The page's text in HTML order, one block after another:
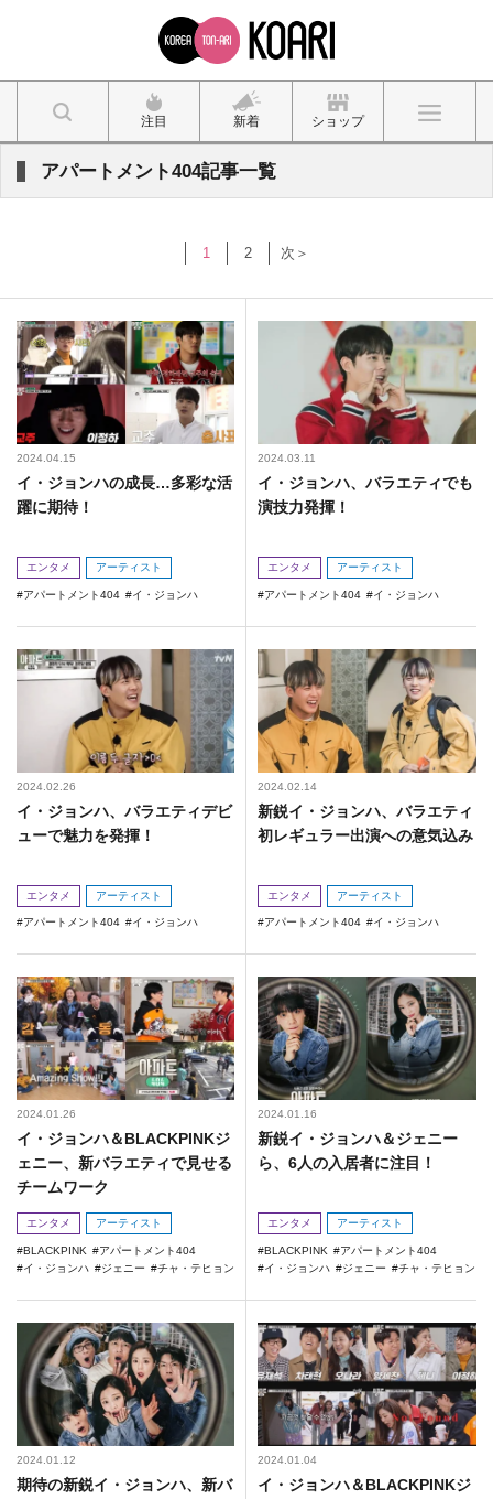
注目 新着 ショップ
アパートメント404記事一覧
1 2 次＞
2024.04.15
イ・ジョンハの成長…多彩な活
躍に期待！
エンタメ アーティスト
アパートメント404 イ・ジョンハ
2024.03.11
イ・ジョンハ、バラエティでも
演技力発揮！
エンタメ アーティスト
アパートメント404 イ・ジョンハ
2024.02.26
イ・ジョンハ、バラエティデビ
ューで魅力を発揮！
エンタメ アーティスト
アパートメント404 イ・ジョンハ
2024.02.14
新鋭イ・ジョンハ、バラエティ
初レギュラー出演への意気込み
エンタメ アーティスト
アパートメント404 イ・ジョンハ
2024.01.26
イ・ジョンハ＆BLACKPINKジ
ェニー、新バラエティで見せる
チームワーク
エンタメ アーティスト
BLACKPINK
アパートメント404
イ・ジョンハ
ジェニー チャ・テヒョン
2024.01.16
新鋭イ・ジョンハ＆ジェニー
ら、6人の入居者に注目！
エンタメ アーティスト
BLACKPINK
アパートメント404
イ・ジョンハ
ジェニー チャ・テヒョン
2024.01.12
期待の新鋭イ・ジョンハ、新バ
2024.01.04
イ・ジョンハ＆BLACKPINKジ